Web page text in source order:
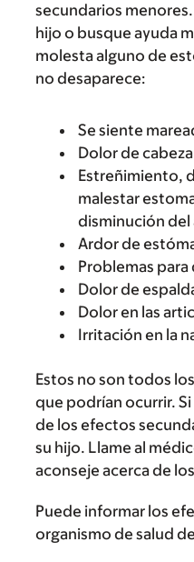
secundarios
hijo o busque ayuda
molesta alguno de
no desaparece:
Se siente
Dolor de
Estreñimiento,
malestar
disminución
Ardor de
Problemas para
Dolor de
Dolor en las
Irritación en la
Estos no son todos
que podrían ocurrir.
de los efectos
su hijo. Llame al
aconseje acerca de
Puede informar los
organismo de salud